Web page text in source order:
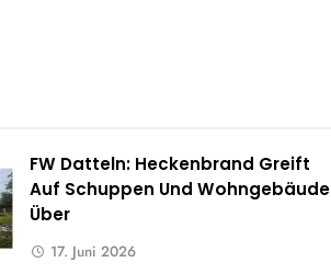
FW Datteln: Heckenbrand Greift
Auf Schuppen Und Wohngebäude
Über
17. Juni 2026